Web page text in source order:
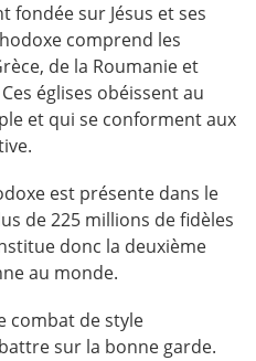
sur Jésus et ses
comprend les
de la Roumanie et
églises obéissent au
et qui se conforment aux
est présente dans le
de 225 millions de fidèles
donc la deuxième
au monde.
combat de style
sur la bonne garde.